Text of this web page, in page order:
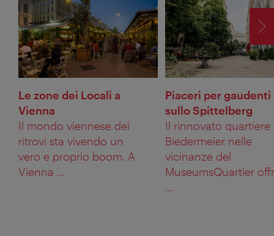
Le zone dei Locali a
Vienna
Il mondo viennese dei
ritrovi sta vivendo un
vero e proprio boom. A
Vienna ...
Piaceri per gaudenti
sullo Spittelberg
Il rinnovato quartiere
Biedermeier nelle
vicinanze del
MuseumsQuartier
...